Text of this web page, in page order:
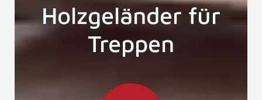
Holzgeländer für
Treppen